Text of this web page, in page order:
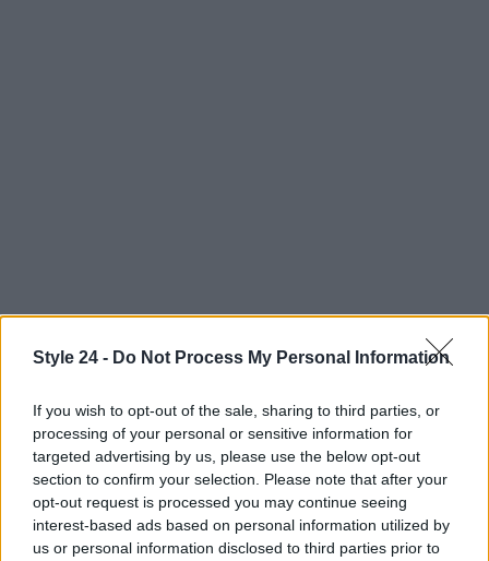
Style 24 - Do Not Process My Personal Information
If you wish to opt-out of the sale, sharing to third parties, or
processing of your personal or sensitive information for
targeted advertising by us, please use the below opt-out
section to confirm your selection. Please note that after your
opt-out request is processed you may continue seeing
interest-based ads based on personal information utilized by
us or personal information disclosed to third parties prior to
In conclusione, i tonici per capelli rappresentano
Con ingredienti mirati e una routine semplice, puoi
finalmente ottenere la chioma dei tuoi sogni. Non
aspettare oltre: il tuo viaggio verso capelli sani e
belli inizia adesso! Che ne dici di provare un tonico
oggi stesso?✨